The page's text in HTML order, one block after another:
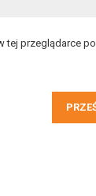
tej przeglądarce